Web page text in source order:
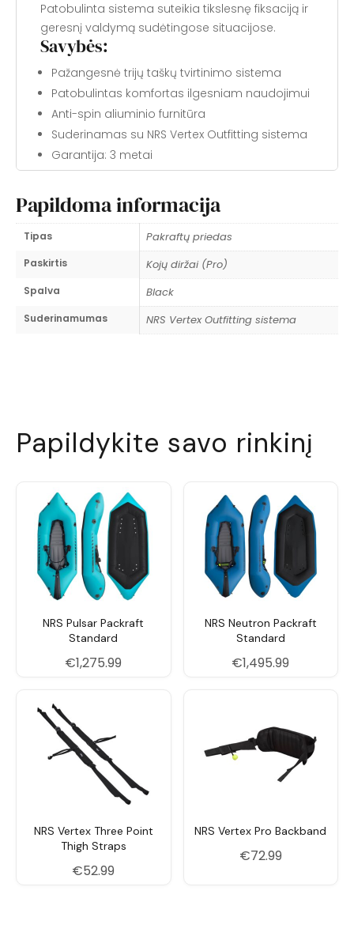
Patobulinta sistema suteikia tikslesnę fiksaciją ir
geresnį valdymą sudėtingose situacijose.
Savybės:
Pažangesnė trijų taškų tvirtinimo sistema
Patobulintas komfortas ilgesniam naudojimui
Anti-spin aliuminio furnitūra
Suderinamas su NRS Vertex Outfitting sistema
Garantija: 3 metai
Papildoma informacija
Tipas Pakraftų priedas
Paskirtis Kojų diržai (Pro)
Spalva Black
Suderinamumas NRS Vertex Outfitting sistema
Papildykite savo rinkinį
NRS Pulsar Packraft
Standard
€1,275.99
NRS Neutron Packraft
Standard
€1,495.99
NRS Vertex Three Point
Thigh Straps
€52.99
NRS Vertex Pro Backband
€72.99